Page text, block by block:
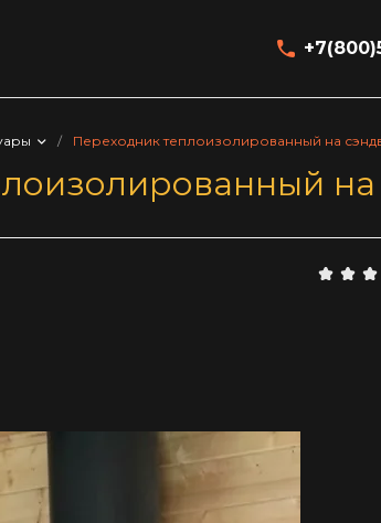
/ Переходник теплоизолированный на